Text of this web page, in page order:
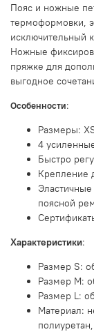
Пояс и ножные
термоформовки,
исключительный
Ножные
пряжке для
выгодное
Особенности:
Размеры:
4
Быстро
Крепление
поясной
Характеристики:
Размер S:
Размер M:
Размер L:
Материал: